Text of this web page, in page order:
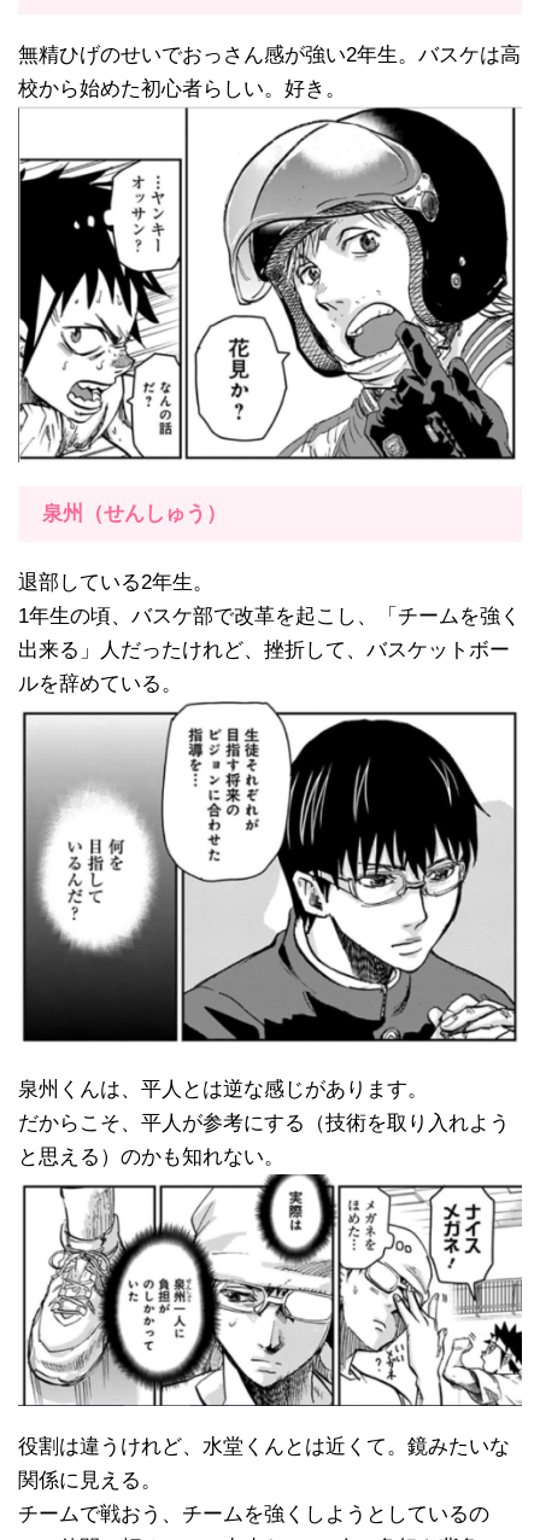
無精ひげのせいでおっさん感が強い2年生。バスケは高
校から始めた初心者らしい。好き。
泉州（せんしゅう）
退部している2年生。
1年生の頃、バスケ部で改革を起こし、「チームを強く
出来る」人だったけれど、挫折して、バスケットボー
ルを辞めている。
泉州くんは、平人とは逆な感じがあります。
だからこそ、平人が参考にする（技術を取り入れよう
と思える）のかも知れない。
役割は違うけれど、水堂くんとは近くて。鏡みたいな
関係に見える。
チームで戦おう、チームを強くしようとしているの